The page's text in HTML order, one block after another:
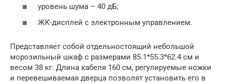
уровень шума – 40 дБ;
ЖК-дисплей с электронным управлением.
Представляет собой отдельностоящий небольшой
морозильный шкаф с размерами 85.1*55.3*62.4 см и
весом 38 кг. Длина кабеля 160 см, регулируемые ножки
и перевешиваемая дверца позволят установить его в